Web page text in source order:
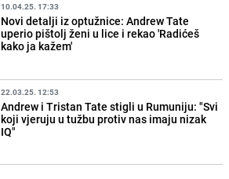
10.04.25. 17:33
Novi detalji iz optužnice: Andrew Tate
uperio pištolj ženi u lice i rekao 'Radićeš
kako ja kažem'
22.03.25. 12:53
Andrew i Tristan Tate stigli u Rumuniju: "Svi
koji vjeruju u tužbu protiv nas imaju nizak
IQ"